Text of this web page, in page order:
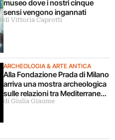
museo dove i nostri cinque
sensi vengono ingannati
di Vittoria Caprotti
ARCHEOLOGIA & ARTE ANTICA
Alla Fondazione Prada di Milano
arriva una mostra archeologica
sulle relazioni tra Mediterraneo
e Asia
di Giulia Giaume